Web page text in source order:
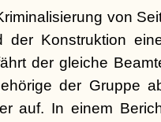
von
der Konstruktion
der gleiche
der Gruppe
auf. In einem